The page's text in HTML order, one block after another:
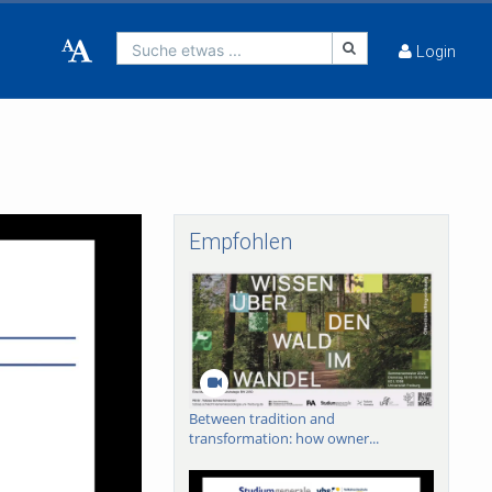
Suche etwas ... Login
Empfohlen
Between tradition and
transformation: how owner...